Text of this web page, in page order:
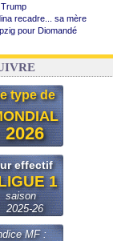
recadre... sa mère
pour Diomandé
démissionne !
type de
2026
effectif
1
saison
2025-26
MF :